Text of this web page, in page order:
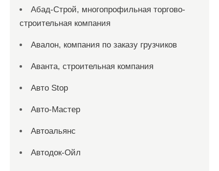
Абад-Строй, многопрофильная торгово-
строительная компания
Авалон, компания по заказу грузчиков
Аванта, строительная компания
Авто Stop
Авто-Мастер
Автоальянс
Автодок-Ойл